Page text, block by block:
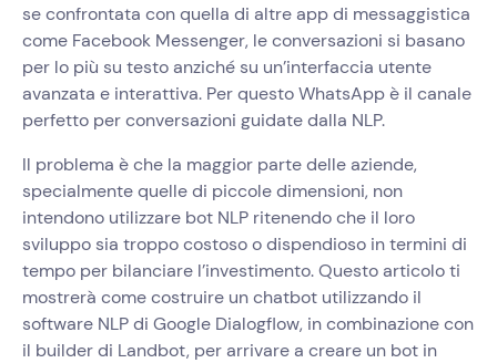
se confrontata con quella di altre app di messaggistica
come Facebook Messenger, le conversazioni si basano
per lo più su testo anziché su un’interfaccia utente
avanzata e interattiva. Per questo WhatsApp è il canale
perfetto per conversazioni guidate dalla NLP.
Il problema è che la maggior parte delle aziende,
specialmente quelle di piccole dimensioni, non
intendono utilizzare bot NLP ritenendo che il loro
sviluppo sia troppo costoso o dispendioso in termini di
tempo per bilanciare l’investimento. Questo articolo ti
mostrerà come costruire un chatbot utilizzando il
software NLP di Google Dialogflow, in combinazione con
il builder di Landbot, per arrivare a creare un bot in